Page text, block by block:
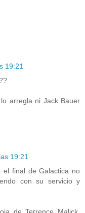
19:21
arregla ni Jack Bauer
19:21
el final de Galactica no
con su servicio y
de Terrence Malick,